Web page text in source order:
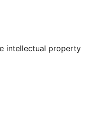
account
intellectual property